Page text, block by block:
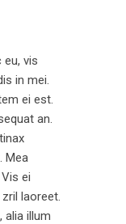
vis
in mei.
ei est.
an.
Mea
ei
laoreet.
alia illum